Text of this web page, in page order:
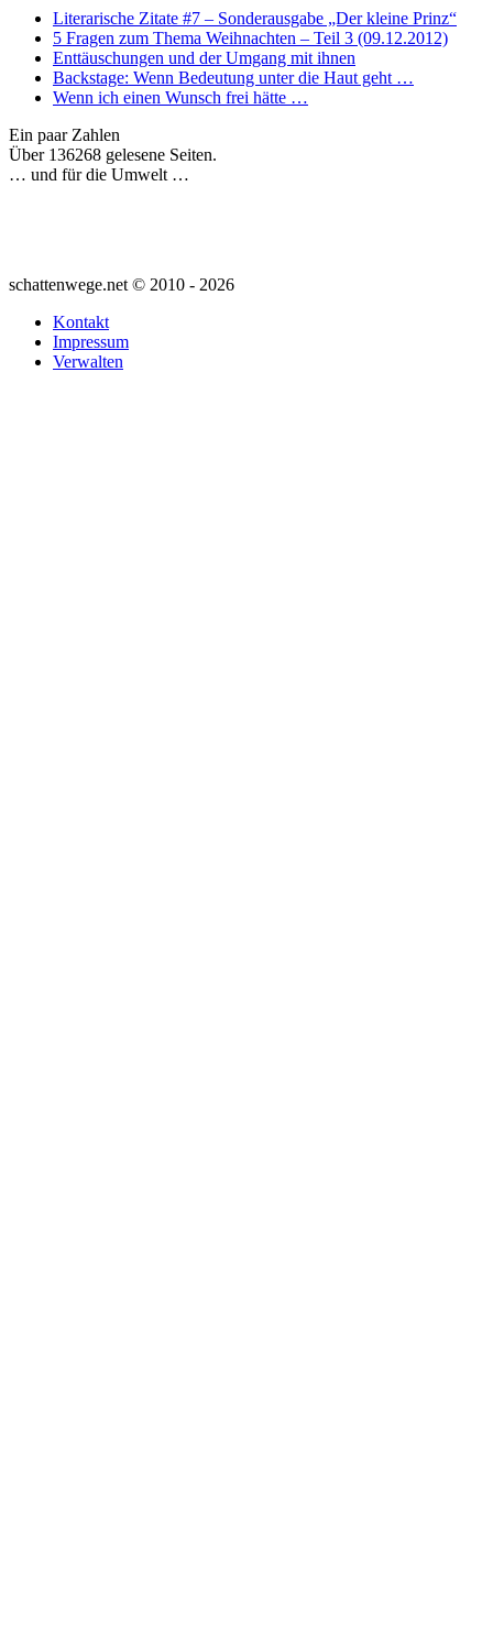
Literarische Zitate #7 – Sonderausgabe „Der kleine Prinz“
5 Fragen zum Thema Weihnachten – Teil 3 (09.12.2012)
Enttäuschungen und der Umgang mit ihnen
Backstage: Wenn Bedeutung unter die Haut geht …
Wenn ich einen Wunsch frei hätte …
Ein paar Zahlen
Über 136268 gelesene Seiten.
… und für die Umwelt …
schattenwege.net © 2010 - 2026
Kontakt
Impressum
Verwalten